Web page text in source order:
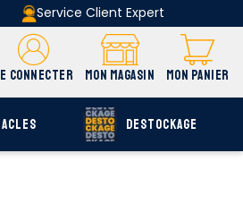
Service Client Expert
CONNECTER MON MAGASIN MON PANIER
DESTOCKAGE